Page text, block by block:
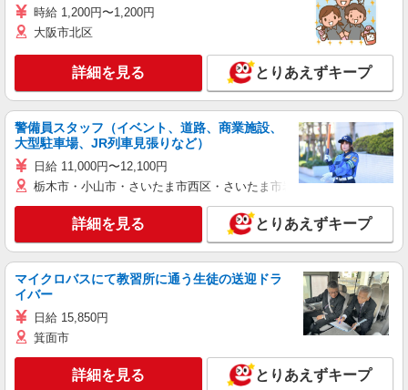
時給 1,200円〜1,200円
大阪市北区
詳細を見る とりあえずキープ
警備員スタッフ（イベント、道路、商業施設、
大型駐車場、JR列車見張りなど）
日給 11,000円〜12,100円
栃木市・小山市・さいたま市西区・さいたま市岩槻区・久喜市・蓮田
詳細を見る とりあえずキープ
マイクロバスにて教習所に通う生徒の送迎ドラ
イバー
日給 15,850円
箕面市
詳細を見る とりあえずキープ